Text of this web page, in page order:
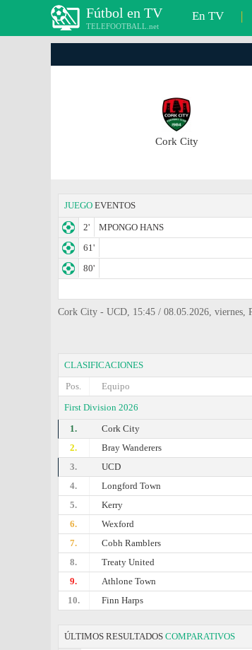
Fútbol en TV
TELEFOOTBALL.net
En TV |
Cork City
JUEGO EVENTOS
2'
MPONGO HANS
61'
80'
Cork City - UCD, 15:45 / 08.05.2026, viernes,
CLASIFICACIONES
Pos.
Equipo
First Division 2026
1.
Cork City
2.
Bray Wanderers
3.
UCD
4.
Longford Town
5.
Kerry
6.
Wexford
7.
Cobh Ramblers
8.
Treaty United
9.
Athlone Town
10.
Finn Harps
ÚLTIMOS RESULTADOS COMPARATIVOS